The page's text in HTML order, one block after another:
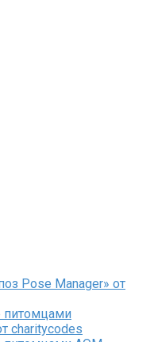
Pose Manager» от
питомцами
charitycodes